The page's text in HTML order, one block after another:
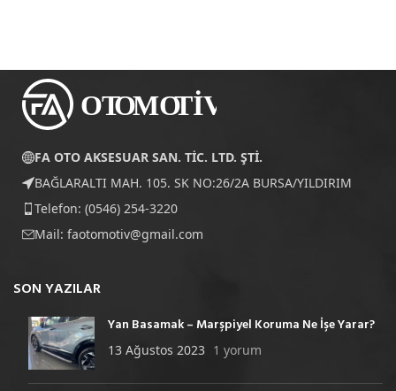
FA OTO AKSESUAR SAN. TİC. LTD. ŞTİ.
BAĞLARALTI MAH. 105. SK NO:26/2A BURSA/YILDIRIM
Telefon: (0546) 254-3220
Mail: faotomotiv@gmail.com
SON YAZILAR
Yan Basamak – Marşpiyel Koruma Ne İşe Yarar?
13 Ağustos 2023 1 yorum